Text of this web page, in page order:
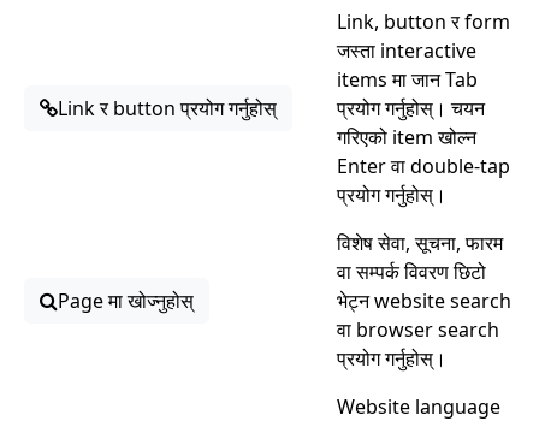
Link र button प्रयोग गर्नुहोस्
Link, button र form
जस्ता interactive
items मा जान Tab
प्रयोग गर्नुहोस्। चयन
गरिएको item खोल्न
Enter वा double-tap
प्रयोग गर्नुहोस्।
Page मा खोज्नुहोस्
विशेष सेवा, सूचना, फारम
वा सम्पर्क विवरण छिटो
भेट्न website search
वा browser search
प्रयोग गर्नुहोस्।
Website language